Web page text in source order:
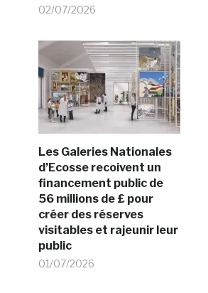
02/07/2026
Les Galeries Nationales
d’Ecosse recoivent un
financement public de
56 millions de £ pour
créer des réserves
visitables et rajeunir leur
public
01/07/2026